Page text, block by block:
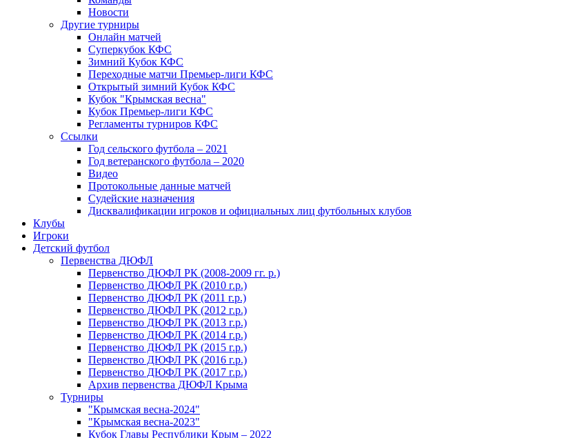
Новости
Другие турниры
Онлайн матчей
Суперкубок КФС
Зимний Кубок КФС
Переходные матчи Премьер-лиги КФС
Открытый зимний Кубок КФС
Кубок "Крымская весна"
Кубок Премьер-лиги КФС
Регламенты турниров КФС
Ссылки
Год сельского футбола – 2021
Год ветеранского футбола – 2020
Видео
Протокольные данные матчей
Судейские назначения
Дисквалификации игроков и официальных лиц футбольных клубов
Клубы
Игроки
Детский футбол
Первенства ДЮФЛ
Первенство ДЮФЛ РК (2008-2009 гг. р.)
Первенство ДЮФЛ РК (2010 г.р.)
Первенство ДЮФЛ РК (2011 г.р.)
Первенство ДЮФЛ РК (2012 г.р.)
Первенство ДЮФЛ РК (2013 г.р.)
Первенство ДЮФЛ РК (2014 г.р.)
Первенство ДЮФЛ РК (2015 г.р.)
Первенство ДЮФЛ РК (2016 г.р.)
Первенство ДЮФЛ РК (2017 г.р.)
Архив первенства ДЮФЛ Крыма
Турниры
"Крымская весна-2024"
"Крымская весна-2023"
Кубок Главы Республики Крым – 2022